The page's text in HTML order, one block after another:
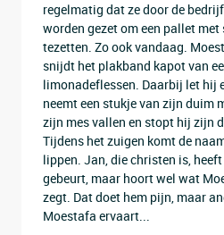
regelmatig dat ze door de
worden gezet om een pallet
tezetten. Zo ook vandaag.
snijdt het plakband kapot van
limonadeflessen. Daarbij let hij
neemt een stukje van zijn duim
zijn mes vallen en stopt hij zijn
Tijdens het zuigen komt de
lippen. Jan, die christen is,
gebeurt, maar hoort wel wat
zegt. Dat doet hem pijn, maar
Moestafa ervaart...